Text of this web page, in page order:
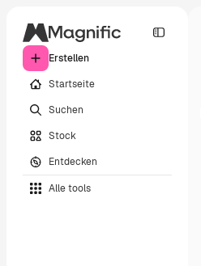
Erstellen
Startseite
Suchen
Stock
Entdecken
Alle tools